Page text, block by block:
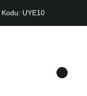
UYE10